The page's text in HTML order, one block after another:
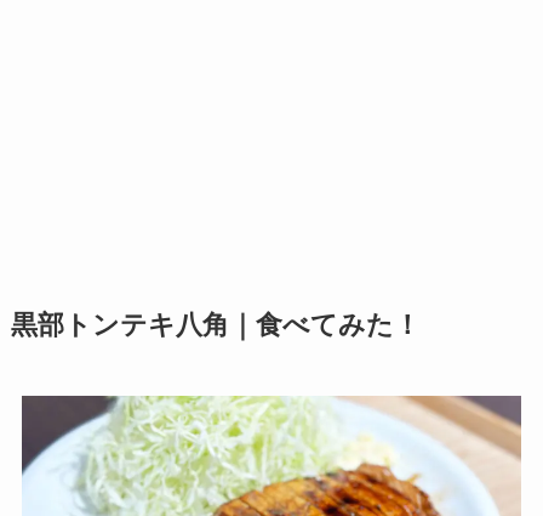
黒部トンテキ八角｜食べてみた！